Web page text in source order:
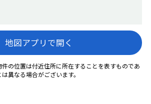
地図アプリで開く
の位置は付近住所に所在することを表すものであ
異なる場合がございます。